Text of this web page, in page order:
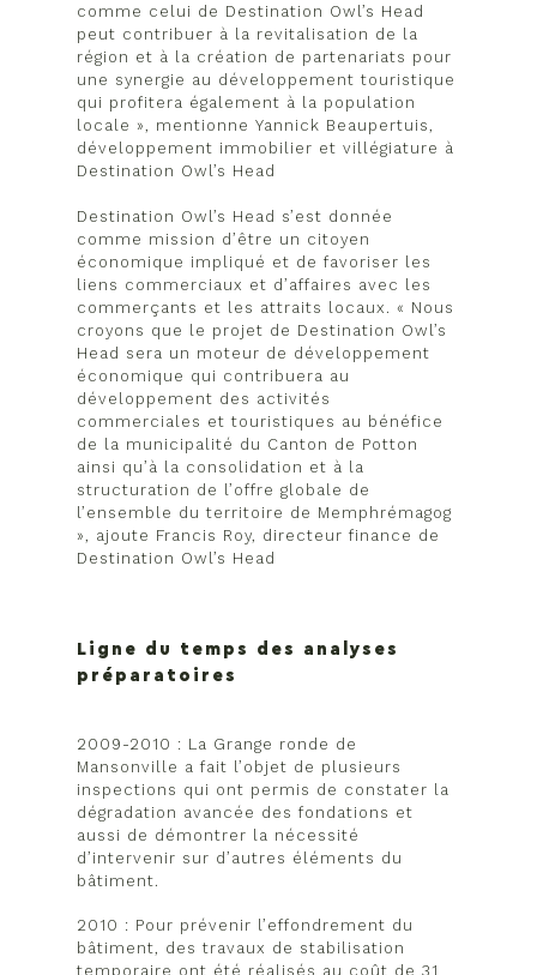
comme celui de Destination Owl’s Head
peut contribuer à la revitalisation de la
région et à la création de partenariats pour
une synergie au développement touristique
qui profitera également à la population
locale », mentionne Yannick Beaupertuis,
développement immobilier et villégiature à
Destination Owl’s Head
Destination Owl’s Head s’est donnée
comme mission d’être un citoyen
économique impliqué et de favoriser les
liens commerciaux et d’affaires avec les
commerçants et les attraits locaux. « Nous
croyons que le projet de Destination Owl’s
Head sera un moteur de développement
économique qui contribuera au
développement des activités
commerciales et touristiques au bénéfice
de la municipalité du Canton de Potton
ainsi qu’à la consolidation et à la
structuration de l’offre globale de
l’ensemble du territoire de Memphrémagog
», ajoute Francis Roy, directeur finance de
Destination Owl’s Head
Ligne du temps des analyses
préparatoires
2009-2010 : La Grange ronde de
Mansonville a fait l’objet de plusieurs
inspections qui ont permis de constater la
dégradation avancée des fondations et
aussi de démontrer la nécessité
d’intervenir sur d’autres éléments du
bâtiment.
2010 : Pour prévenir l’effondrement du
bâtiment, des travaux de stabilisation
temporaire ont été réalisés au coût de 31